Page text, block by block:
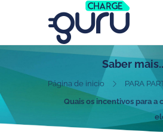
Saber
Página de inicio
PARA
Quais os incentivos para a